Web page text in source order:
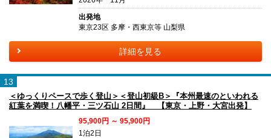
出発地
東京23区 多摩・西東京等 山梨県
詳細を見る
13
＜ゆっくりペースで歩く登山＞＜登山初級B＞『本州最速のといわれる
紅葉を満喫！八幡平・三ツ石山 2日間』 【東京・上野・大宮出発】
95,900円 ～ 95,900円
1泊2日